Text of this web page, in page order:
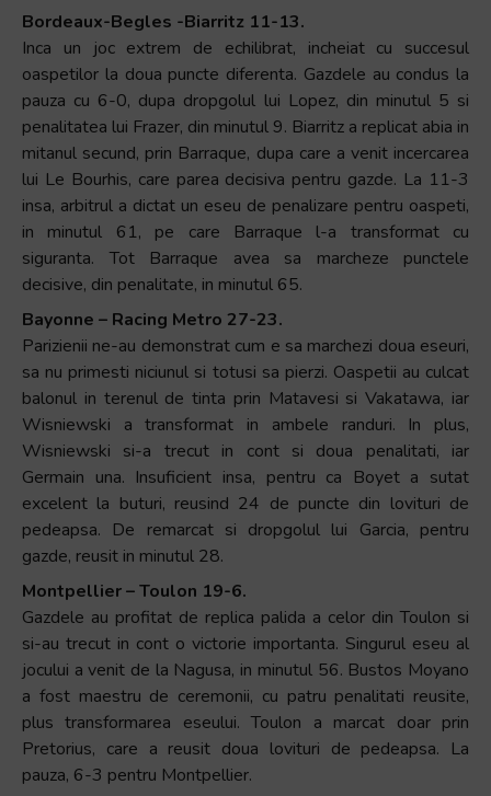
Bordeaux-Begles -Biarritz 11-13.
Inca un joc extrem de echilibrat, incheiat cu succesul
oaspetilor la doua puncte diferenta. Gazdele au condus la
pauza cu 6-0, dupa dropgolul lui Lopez, din minutul 5 si
penalitatea lui Frazer, din minutul 9. Biarritz a replicat abia in
mitanul secund, prin Barraque, dupa care a venit incercarea
lui Le Bourhis, care parea decisiva pentru gazde. La 11-3
insa, arbitrul a dictat un eseu de penalizare pentru oaspeti,
in minutul 61, pe care Barraque l-a transformat cu
siguranta. Tot Barraque avea sa marcheze punctele
decisive, din penalitate, in minutul 65.
Bayonne – Racing Metro 27-23.
Parizienii ne-au demonstrat cum e sa marchezi doua eseuri,
sa nu primesti niciunul si totusi sa pierzi. Oaspetii au culcat
balonul in terenul de tinta prin Matavesi si Vakatawa, iar
Wisniewski a transformat in ambele randuri. In plus,
Wisniewski si-a trecut in cont si doua penalitati, iar
Germain una. Insuficient insa, pentru ca Boyet a sutat
excelent la buturi, reusind 24 de puncte din lovituri de
pedeapsa. De remarcat si dropgolul lui Garcia, pentru
gazde, reusit in minutul 28.
Montpellier – Toulon 19-6.
Gazdele au profitat de replica palida a celor din Toulon si
si-au trecut in cont o victorie importanta. Singurul eseu al
jocului a venit de la Nagusa, in minutul 56. Bustos Moyano
a fost maestru de ceremonii, cu patru penalitati reusite,
plus transformarea eseului. Toulon a marcat doar prin
Pretorius, care a reusit doua lovituri de pedeapsa. La
pauza, 6-3 pentru Montpellier.